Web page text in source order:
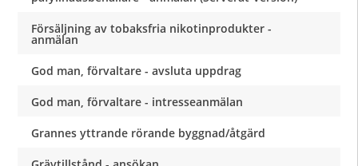
Försäljning av tobaksfria nikotinprodukter -
anmälan
God man, förvaltare - avsluta uppdrag
God man, förvaltare - intresseanmälan
Grannes yttrande rörande byggnad/åtgärd